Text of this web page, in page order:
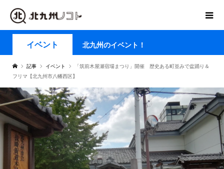
イベント 北九州のイベント！
記事 イベント
「筑前木屋瀬宿場まつり」開催 歴史ある町並みで盆踊り＆
フリマ【北九州市八幡西区】